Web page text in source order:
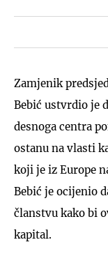
Zamjenik
Bebić ustvrdio je
desnoga centra
ostanu na vlasti
koji je iz Europe
Bebić je ocijenio
članstvu kako bi
kapital.